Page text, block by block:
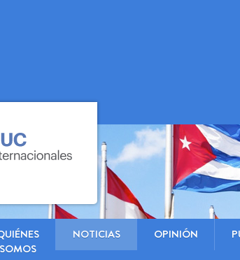
SOMOS
NOTICIAS OPINIÓN